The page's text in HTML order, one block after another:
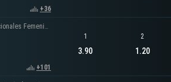
+36
Mundo - Juegos Internacionales Femeninos
+101
1
3.90
2
1.20